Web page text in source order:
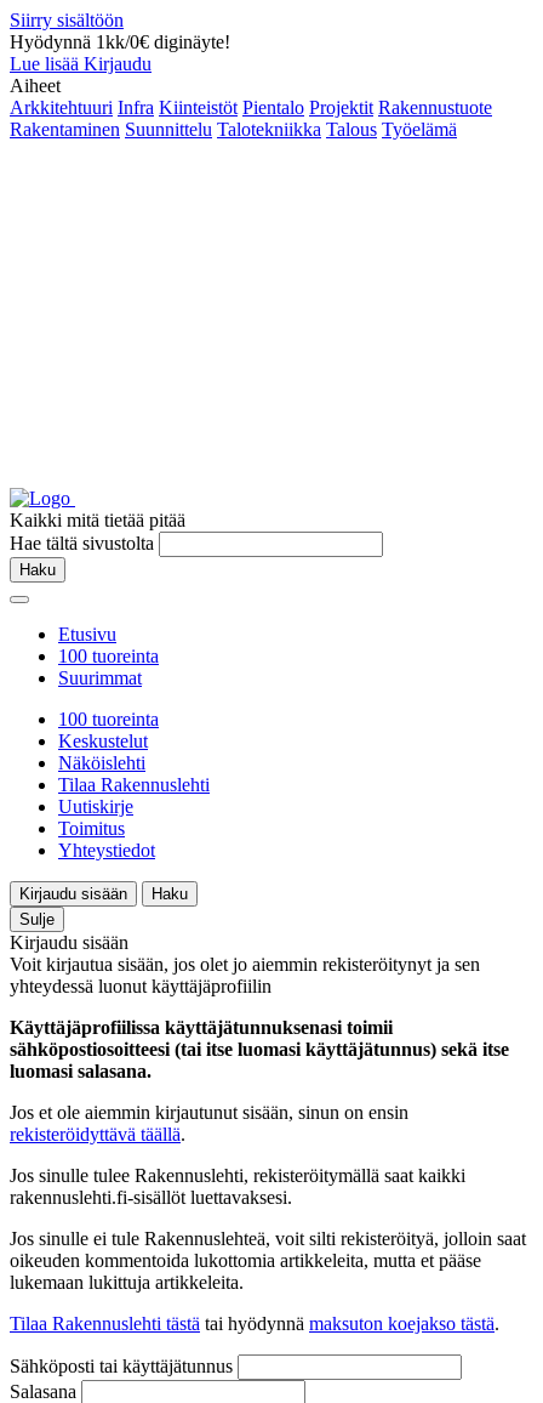
Siirry sisältöön
Hyödynnä 1kk/0€ diginäyte!
Lue lisää Kirjaudu
Aiheet
Arkkitehtuuri Infra Kiinteistöt Pientalo Projektit Rakennustuote
Rakentaminen Suunnittelu Talotekniikka Talous Työelämä
Kaikki mitä tietää pitää
Hae tältä sivustolta
Haku
Etusivu
100 tuoreinta
Suurimmat
100 tuoreinta
Keskustelut
Näköislehti
Tilaa Rakennuslehti
Uutiskirje
Toimitus
Yhteystiedot
Kirjaudu sisään
Haku
Sulje
Kirjaudu sisään
Voit kirjautua sisään, jos olet jo aiemmin rekisteröitynyt ja sen
yhteydessä luonut käyttäjäprofiilin
Käyttäjäprofiilissa käyttäjätunnuksenasi toimii
sähköpostiosoitteesi (tai itse luomasi käyttäjätunnus) sekä itse
luomasi salasana.
Jos et ole aiemmin kirjautunut sisään, sinun on ensin
rekisteröidyttävä täällä.
Jos sinulle tulee Rakennuslehti, rekisteröitymällä saat kaikki
rakennuslehti.fi-sisällöt luettavaksesi.
Jos sinulle ei tule Rakennuslehteä, voit silti rekisteröityä, jolloin saat
oikeuden kommentoida lukottomia artikkeleita, mutta et pääse
lukemaan lukittuja artikkeleita.
Tilaa Rakennuslehti tästä tai hyödynnä maksuton koejakso tästä.
Sähköposti tai käyttäjätunnus
Salasana